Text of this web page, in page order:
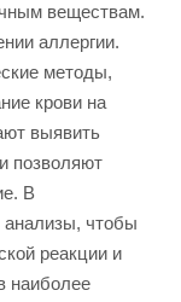
веществам.
аллергии.
методы,
крови на
выявить
позволяют
В
анализы, чтобы
реакции и
наиболее